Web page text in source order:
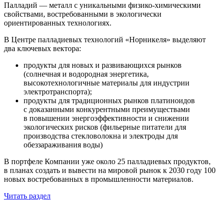
Палладий — металл с уникальными физико-химическими
свойствами, востребованными в экологически
ориентированных технологиях.
В Центре палладиевых технологий «Норникеля» выделяют
два ключевых вектора:
продукты для новых и развивающихся рынков
(солнечная и водородная энергетика,
высокотехнологичные материалы для индустрии
электротранспорта);
продукты для традиционных рынков платиноидов
с доказанными конкурентными преимуществами
в повышении энергоэффективности и снижении
экологических рисков (фильерные питатели для
производства стекловолокна и электроды для
обеззараживания воды)
В портфеле Компании уже около 25 палладиевых продуктов,
в планах создать и вывести на мировой рынок к 2030 году 100
новых востребованных в промышленности материалов.
Читать раздел